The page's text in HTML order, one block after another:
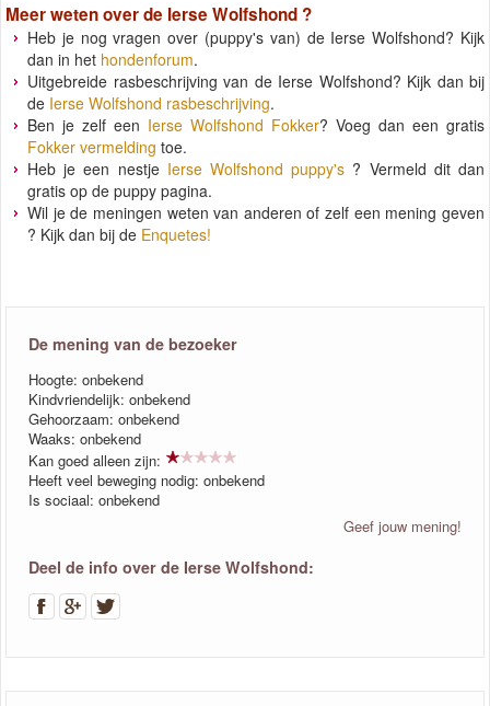
Meer weten over de Ierse Wolfshond ?
Heb je nog vragen over (puppy's van) de Ierse Wolfshond? Kijk
dan in het hondenforum.
Uitgebreide rasbeschrijving van de Ierse Wolfshond? Kijk dan bij
de Ierse Wolfshond rasbeschrijving.
Ben je zelf een Ierse Wolfshond Fokker? Voeg dan een gratis
Fokker vermelding toe.
Heb je een nestje Ierse Wolfshond puppy's ? Vermeld dit dan
gratis op de puppy pagina.
Wil je de meningen weten van anderen of zelf een mening geven
? Kijk dan bij de Enquetes!
De mening van de bezoeker
Hoogte: onbekend
Kindvriendelijk: onbekend
Gehoorzaam: onbekend
Waaks: onbekend
Kan goed alleen zijn:
Heeft veel beweging nodig: onbekend
Is sociaal: onbekend
Geef jouw mening!
Deel de info over de Ierse Wolfshond: